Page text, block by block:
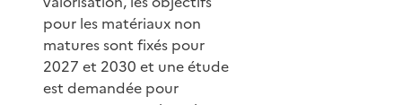
pour les matériaux non
matures sont fixés pour
2027 et 2030 et une étude
est demandée pour